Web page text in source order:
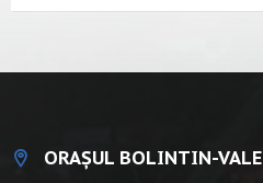
ORAȘUL BOLINTIN-VALE